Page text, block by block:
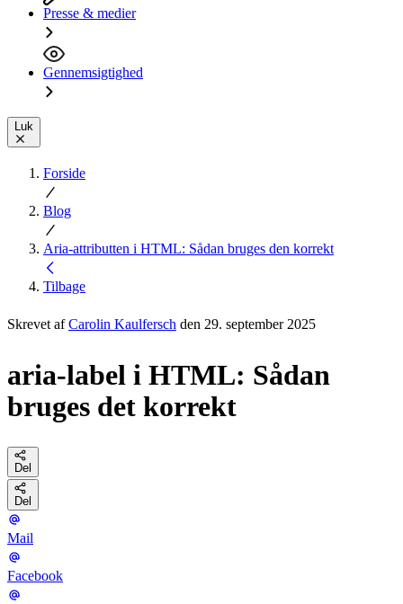
Presse & medier
Gennemsigtighed
Luk
Forside
Blog
Aria-attributten i HTML: Sådan bruges den korrekt
Tilbage
Skrevet afCarolin Kaulfersch den 29. september 2025
aria-label i HTML: Sådan
bruges det korrekt
Del
Del
Mail
Facebook